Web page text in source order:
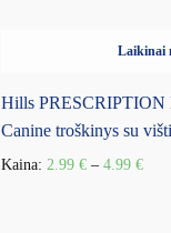
Laikinai
Hills PRESCRIPTION
Canine troškinys su
Kaina: 2.99 €– 4.99 €